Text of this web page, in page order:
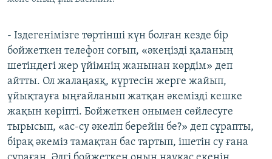
- Іздегенімізге төртінші күн болған кезде бір
бойжеткен телефон соғып, «әкеңізді қаланың
шетіндегі жер үйімнің жанынан көрдім» деп
айтты. Ол жалаңаяқ, күртесін жерге жайып,
ұйықтауға ыңғайланып жатқан әкемізді кешке
жақын көріпті. Бойжеткен онымен сөйлесуге
тырысып, «ас-су әкеліп берейін бе?» деп сұрапты,
бірақ әкеміз тамақтан бас тартып, ішетін су ғана